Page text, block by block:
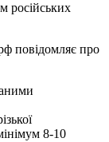
російських
повідомляє про
8-10